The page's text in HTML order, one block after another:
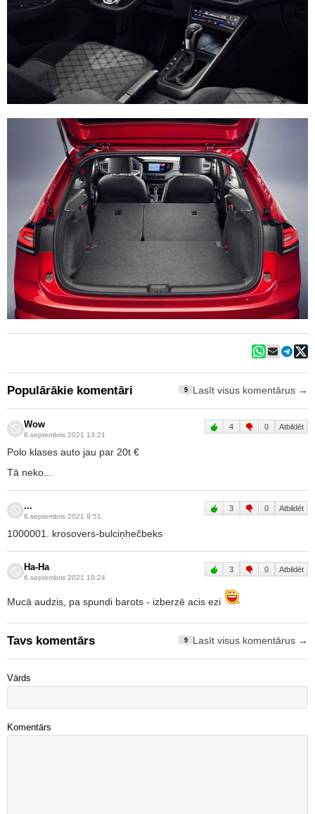
Populārākie komentāri 9 Lasīt visus komentārus →
Wow
6.septembris 2021 13:21
4 0 Atbildēt
Polo klases auto jau par 20t €
Tā neko...
...
6.septembris 2021 9:51
3 0 Atbildēt
1000001. krosovers-bulciņhečbeks
Ha-Ha
6.septembris 2021 19:24
3 0 Atbildēt
Mucā audzis, pa spundi barots - izberzē acis ezi
Tavs komentārs 9 Lasīt visus komentārus →
Vārds
Komentārs